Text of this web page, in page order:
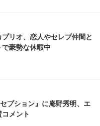
リオ、恋人やセレブ仲間と
豪勢な休暇中
プション』に庵野秀明、エ
メント